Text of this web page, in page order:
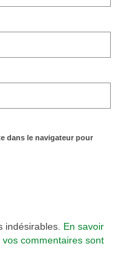
dans le navigateur pour
indésirables. En savoir
commentaires sont